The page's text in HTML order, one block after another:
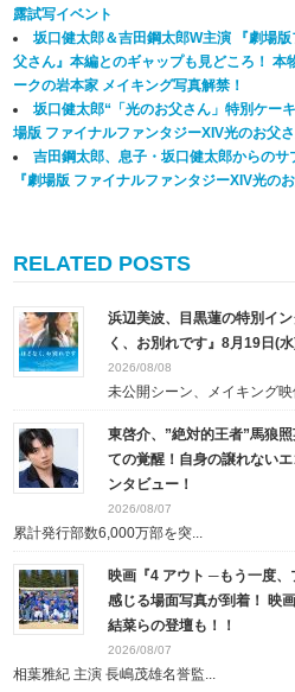
露試写イベント
坂口健太郎＆吉田鋼太郎W主演 『劇場
父さん』本編とのギャップも見どころ！ 本
ークの岩本家 メイキング写真解禁！
坂口健太郎“「光のお父さん」特別ケー
場版 ファイナルファンタジーXIV光のお父
吉田鋼太郎、息子・坂口健太郎からのサ
『劇場版 ファイナルファンタジーXIV光の
RELATED POSTS
浜辺美波、目黒蓮の特別イ
く、お別れです』8月19日(
2026/08/08
未公開シーン、メイキング映
東啓介、”絶対的王者”馬狼
ての覚醒！自身の譲れない
ンタビュー！
2026/08/07
累計発行部数6,000万部を突...
映画『4 アウト ─もう一度
感じる場面写真が到着！ 映
結菜らの登壇も！！
2026/08/07
相葉雅紀 主演 長嶋茂雄名誉監...